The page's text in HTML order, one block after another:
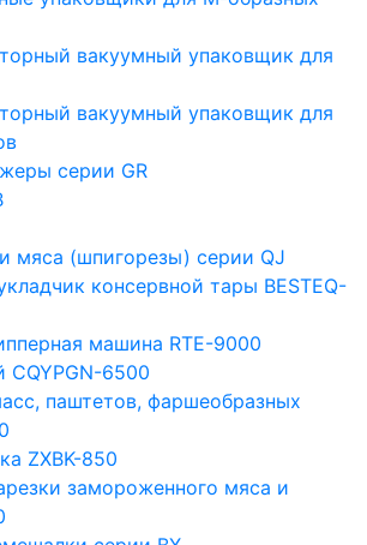
вакуумный упаковщик для
вакуумный упаковщик для
серии GR
мяса (шпигорезы) серии QJ
консервной тары BESTEQ-
машина RTE-9000
6500
паштетов, фаршеобразных
ZXBK-850
замороженного мяса и